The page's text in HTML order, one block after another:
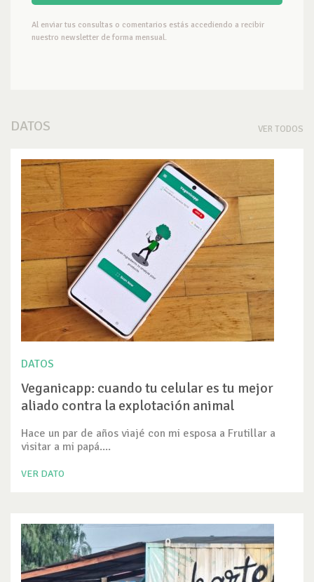
Al enviar tus consultas o comentarios estás accediendo a recibir
nuestro newsletter de forma mensual.
DATOS VER TODOS
DATOS
Veganicapp: cuando tu celular es tu mejor
aliado contra la explotación animal
Hace un par de años viajé con mi esposa a Frutillar a
visitar a mi papá....
VER DATO